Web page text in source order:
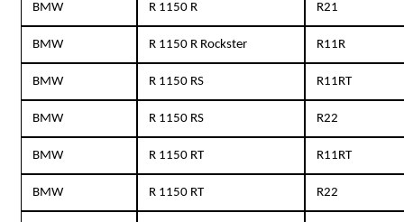
BMW R 1150 R R21
BMW R 1150 R Rockster R11R
BMW R 1150 RS R11RT
BMW R 1150 RS R22
BMW R 1150 RT R11RT
BMW R 1150 RT R22